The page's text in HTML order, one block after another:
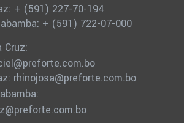
+ (591) 227-70-194
+ (591) 722-07-000
Cruz:
rhinojosa@preforte.com.bo